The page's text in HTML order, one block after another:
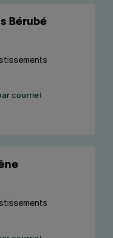
Bérubé
courriel